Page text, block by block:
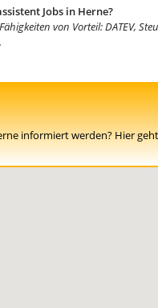
Jobs in Herne?
von Vorteil: DATEV,
informiert werden? Hier